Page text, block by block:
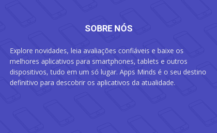
SOBRE NÓS
Explore novidades, leia avaliações confiáveis e baixe os
melhores aplicativos para smartphones, tablets e outros
dispositivos, tudo em um só lugar. Apps Minds é o seu destino
definitivo para descobrir os aplicativos da atualidade.